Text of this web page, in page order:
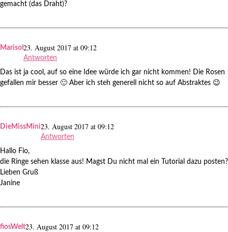
gemacht (das Draht)?
Marisol 23. August 2017 at 09:12
Antworten
Das ist ja cool, auf so eine Idee würde ich gar nicht kommen! Die Rosen
gefallen mir besser 🙂 Aber ich steh generell nicht so auf Abstraktes 😉
DieMissMini23. August 2017 at 09:12
Antworten
Hallo Fio,
die Ringe sehen klasse aus! Magst Du nicht mal ein Tutorial dazu posten?
Lieben Gruß
Janine
fiosWelt23. August 2017 at 09:12